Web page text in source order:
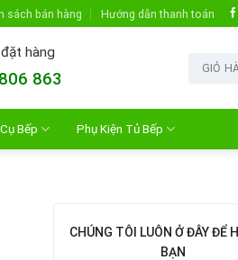
sách bán hàng Hướng dẫn thanh toán
hàng
863
GIỎ
Bếp Phụ Kiện Tủ Bếp
CHÚNG TÔI LUÔN Ở ĐÂY ĐỂ
BẠN